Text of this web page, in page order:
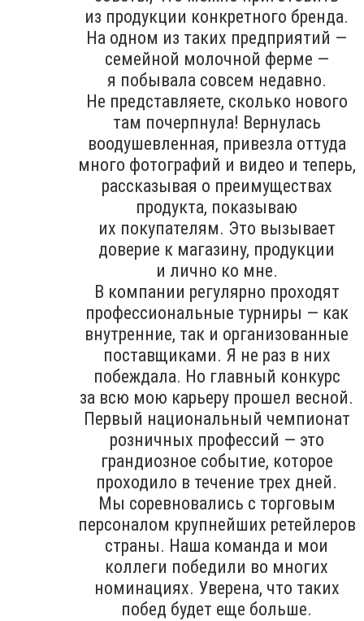
из продукции конкретного бренда.
На одном из таких предприятий —
семейной молочной ферме —
я побывала совсем недавно.
Не представляете, сколько нового
там почерпнула! Вернулась
воодушевленная, привезла оттуда
много фотографий и видео и теперь,
рассказывая о преимуществах
продукта, показываю
их покупателям. Это вызывает
доверие к магазину, продукции
и лично ко мне.
В компании регулярно проходят
профессиональные турниры — как
внутренние, так и организованные
поставщиками. Я не раз в них
побеждала. Но главный конкурс
за всю мою карьеру прошел весной.
Первый национальный чемпионат
розничных профессий — это
грандиозное событие, которое
проходило в течение трех дней.
Мы соревновались с торговым
персоналом крупнейших ретейлеров
страны. Наша команда и мои
коллеги победили во многих
номинациях. Уверена, что таких
побед будет еще больше.